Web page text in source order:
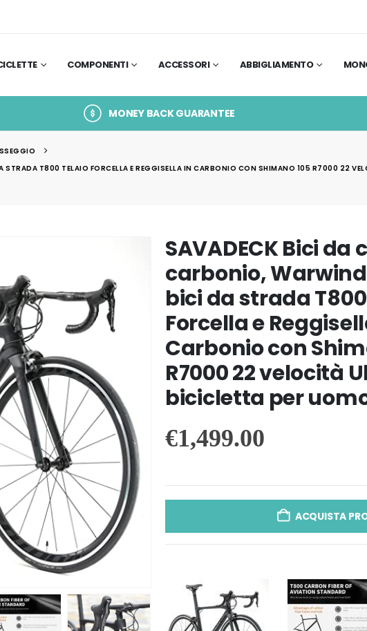
COMPONENTI ACCESSORI ABBIGLIAMENTO
MONEY BACK GUARANTEE
T800 TELAIO FORCELLA E REGGISELLA IN CARBONIO CON SHIMANO 105 R7000 22
SAVADECK Bici da
carbonio,
bici da strada
Forcella e
Carbonio con
R7000 22 velocità
bicicletta per
€1,499.00
ACQUISTA